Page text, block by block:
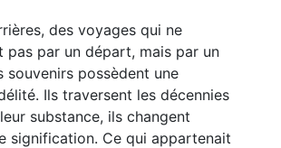
des voyages qui ne
pas par un départ, mais par un
souvenirs possèdent une
Ils traversent les décennies
substance, ils changent
signification. Ce qui appartenait